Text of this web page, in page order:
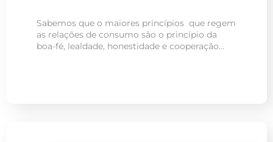
Sabemos que o maiores princípios que regem
as relações de consumo são o princípio da
boa-fé, lealdade, honestidade e cooperação…